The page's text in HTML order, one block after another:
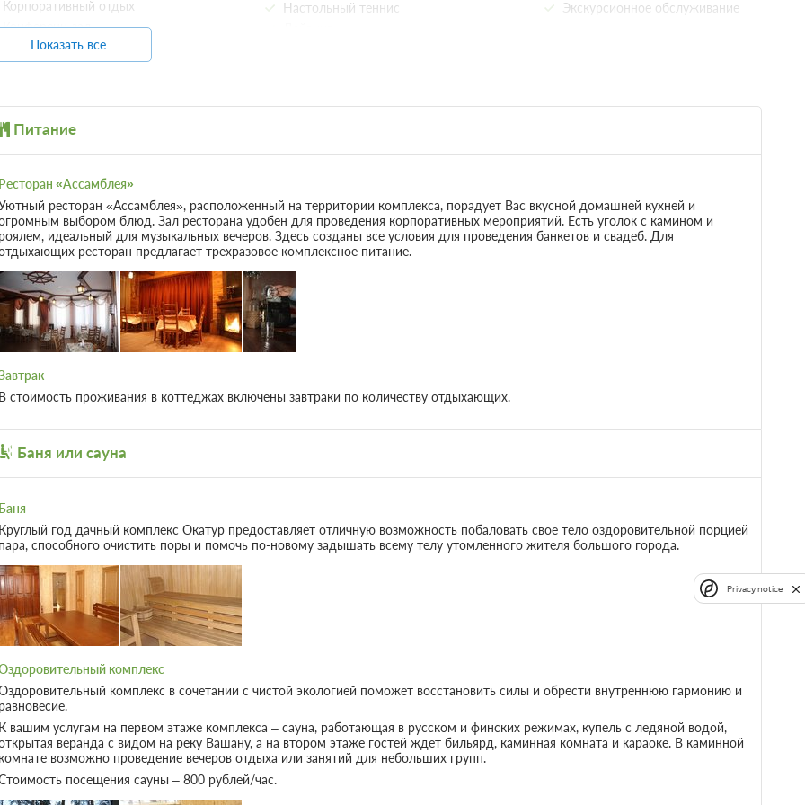
Одна двуспальная кровать Одна диван-кровать Телевизор
Забронировать
5 фото
Номер (Комплекс 2) Подробнее
Две односпальных кровати Одна диван-кровать
4 гостя
Бронирование по запросу
Бронирование на 1 сутки, Включен завтрак
При отмене оплата не возвращается
составляет 0 руб.
6 фото
2 гостя
Бронирование по запросу
Бронирование на 1 сутки, Включен завтрак
При отмене оплата не возвращается
Требуется внесение предоплаты в течение 2 часов
после подтверждения бронирования. Сумма предоплаты
составляет 0 руб.
Забронировать
Номер (Комплекс 4)
Одна двуспальная кровать Телевизор
2 гостя
Корпоративный отдых
Конференц-зал
Организация свадеб
Детская площадка
Игровая комната
Настольный теннис
Экскурсионное обслуживание
Показать все
Питание
«Ассамблея»
ресторан «Ассамблея», расположенный на территории комплекса, порадует Вас вкусной домашней кухней и
выбором блюд. Зал ресторана удобен для проведения корпоративных мероприятий. Есть уголок с камином и
идеальный для музыкальных вечеров. Здесь созданы все условия для проведения банкетов и свадеб. Для
ресторан предлагает трехразовое комплексное питание.
стоимость проживания в коттеджах включены завтраки по количеству отдыхающих.
Баня или сауна
год дачный комплекс Окатур предоставляет отличную возможность побаловать свое тело оздоровительной порцией
способного очистить поры и помочь по-новому задышать всему телу утомленного жителя большого города.
комплекс
комплекс в сочетании с чистой экологией поможет восстановить силы и обрести внутреннюю гармонию и
вашим услугам на первом этаже комплекса – сауна, работающая в русском и финских режимах, купель с ледяной водой,
веранда с видом на реку Вашану, а на втором этаже гостей ждет бильярд, каминная комната и караоке. В каминной
возможно проведение вечеров отдыха или занятий для небольших групп.
посещения сауны – 800 рублей/час.
Privacy notice